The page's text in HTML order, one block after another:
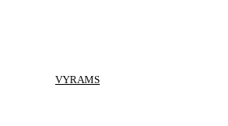
VYRAMS